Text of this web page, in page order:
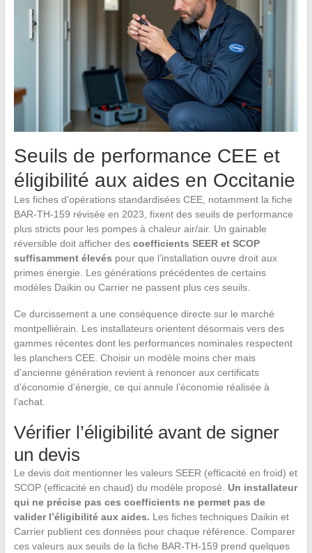
Seuils de performance CEE et
éligibilité aux aides en Occitanie
Les fiches d’opérations standardisées CEE, notamment la fiche
BAR-TH-159 révisée en 2023, fixent des seuils de performance
plus stricts pour les pompes à chaleur air/air. Un gainable
réversible doit afficher des coefficients SEER et SCOP
suffisamment élevés pour que l’installation ouvre droit aux
primes énergie. Les générations précédentes de certains
modèles Daikin ou Carrier ne passent plus ces seuils.
Ce durcissement a une conséquence directe sur le marché
montpelliérain. Les installateurs orientent désormais vers des
gammes récentes dont les performances nominales respectent
les planchers CEE. Choisir un modèle moins cher mais
d’ancienne génération revient à renoncer aux certificats
d’économie d’énergie, ce qui annule l’économie réalisée à
l’achat.
Vérifier l’éligibilité avant de signer
un devis
Le devis doit mentionner les valeurs SEER (efficacité en froid) et
SCOP (efficacité en chaud) du modèle proposé. Un installateur
qui ne précise pas ces coefficients ne permet pas de
valider l’éligibilité aux aides. Les fiches techniques Daikin et
Carrier publient ces données pour chaque référence. Comparer
ces valeurs aux seuils de la fiche BAR-TH-159 prend quelques